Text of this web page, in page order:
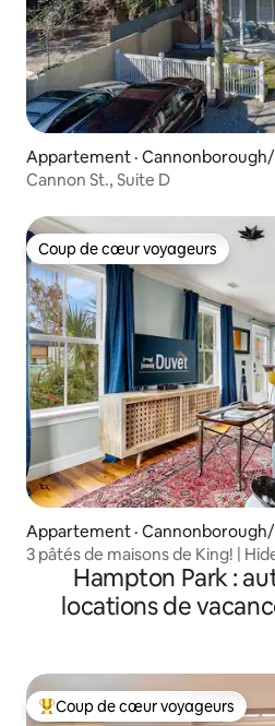
Appartement · Cannonborough/
gh
Cannon St., Suite D
Coup de cœur voyageurs
Coup de cœur voyageurs
Appartement · Cannonborough/
gh
3 pâtés de maisons de King! |
Hampton Park :
locations de
Coup de cœur voyageurs parmi
Coup de cœur voyageurs